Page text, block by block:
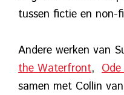
tussen fictie en non-
Andere werken van
the Waterfront,
samen met Collin